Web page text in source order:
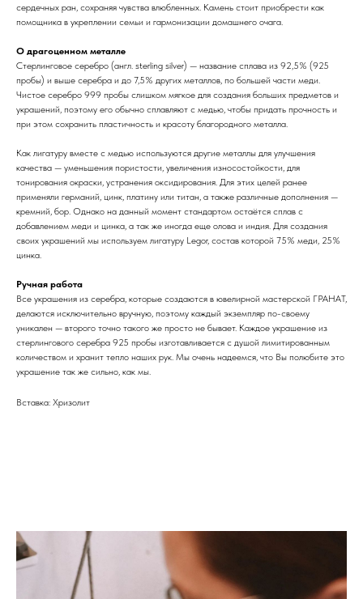
сердечных ран, сохраняя чувства влюбленных. Камень стоит приобрести как
помощника в укреплении семьи и гармонизации домашнего очага.
О драгоценном металле
Стерлинговое серебро (англ. sterling silver) — название сплава из 92,5% (925
пробы) и выше серебра и до 7,5% других металлов, по большей части меди.
Чистое серебро 999 пробы слишком мягкое для создания больших предметов и
украшений, поэтому его обычно сплавляют с медью, чтобы придать прочность и
при этом сохранить пластичность и красоту благородного металла.
Как лигатуру вместе с медью используются другие металлы для улучшения
качества — уменьшения пористости, увеличения износостойкости, для
тонирования окраски, устранения оксидирования. Для этих целей ранее
применяли германий, цинк, платину или титан, а также различные дополнения —
кремний, бор. Однако на данный момент стандартом остаётся сплав с
добавлением меди и цинка, а так же иногда еще олова и индия. Для создания
своих украшений мы используем лигатуру Legor, состав которой 75% меди, 25%
цинка.
Ручная работа
Все украшения из серебра, которые создаются в ювелирной мастерской ГРАНАТ,
делаются исключительно вручную, поэтому каждый экземпляр по-своему
уникален — второго точно такого же просто не бывает. Каждое украшение из
стерлингового серебра 925 пробы изготавливается с душой лимитированным
количеством и хранит тепло наших рук. Мы очень надеемся, что Вы полюбите это
украшение так же сильно, как мы.
Вставка: Хризолит